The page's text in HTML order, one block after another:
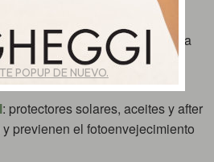
combina ciencia y naturaleza
uniforme, duradero y seguro.
según tus necesidades:
: protectores solares, aceites y after
previenen el fotoenvejecimiento
POPUP DE NUEVO.